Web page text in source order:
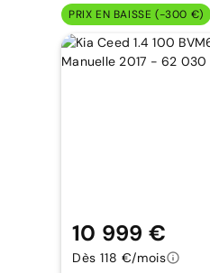
PRIX EN BAISSE (-300 €)
10 999 €
Dès 118 €/mois